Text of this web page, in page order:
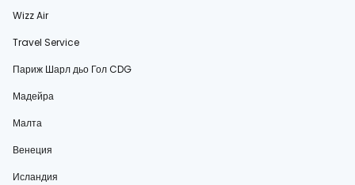
Wizz Air
Travel Service
Париж Шарл дьо Гол CDG
Мадейра
Малта
Венеция
Исландия